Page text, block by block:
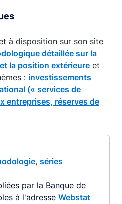
à disposition sur son site
détaillée sur la
la position extérieure et
: investissements
(« services de
entreprises, réserves de
, séries
par la Banque de
à l'adresse Webstat